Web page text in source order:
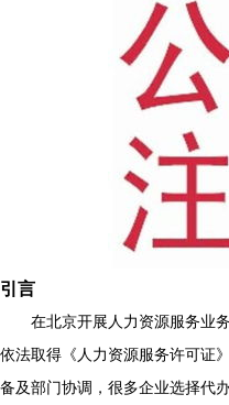
引言
在北京开展人力资源服务业
依法取得《人力资源服务许可证
备及部门协调，很多企业选择代